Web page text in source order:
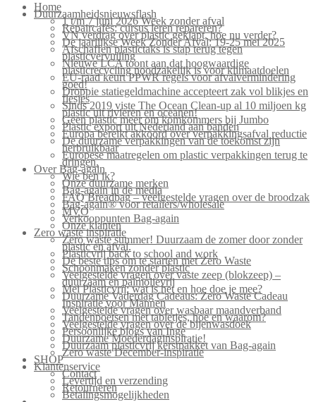
Home
Duurzaamheidsnieuwsflash
1 t/m 7 juni 2026 Week zonder afval
Repaircafés: cursus leren repareren?
VN verdrag over plastic geklapt, hoe nu verder?
De jaarlijkse Week Zonder Afval: 19-25 mei 2025
Afschaffen plastictaks is stap terug tegen
plasticvervuiling
Nieuwe LCA toont aan dat hoogwaardige
plasticrecycling noodzakelijk is voor klimaatdoelen
EU-raad keurt PPWR regels voor afvalvermindering
goed!
Droppie statiegeldmachine accepteert zak vol blikjes en
flesjes
Sinds 2019 viste The Ocean Clean-up al 10 miljoen kg
plastic uit rivieren en oceanen!
Geen plastic meer om komkommers bij Jumbo
Plastic export uit Nederland aan banden
Europa bereikt akkoord over verpakkingsafval reductie
De duurzame verpakkingen van de toekomst zijn
herbruikbaar
Europese maatregelen om plastic verpakkingen terug te
dringen.
Over Bag-again
Wie ben ik?
Onze duurzame merken
Bag-again in de media
FAQ Breadbag – veelgestelde vragen over de broodzak
Bag-again® voor retailers/wholesale
MVO
Verkooppunten Bag-again
Onze klanten
Zero waste inspiratie
Zero waste summer! Duurzaam de zomer door zonder
plastic en afval.
Plasticvrij back to school and work
De beste tips om te starten met Zero Waste
Schoonmaken zonder plastic
Veelgestelde vragen over vaste zeep (blokzeep) –
duurzaam en palmolievrij
Mei Plasticvrij: wat is het en hoe doe je mee?
Duurzame Vaderdag Cadeaus: Zero Waste Cadeau
Inspiratie voor Mannen
Veelgestelde vragen over wasbaar maandverband
Tandenpoetsen met tabletjes, hoe en waarom?
Veelgestelde vragen over de bijenwasdoek
Persoonlijke blogs van Inge
Duurzame Moederdaginspiratie!
Duurzaam plasticvrij kerstpakket van Bag-again
Zero waste December-inspiratie
SHOP
Klantenservice
Contact
Levertijd en verzending
Retourneren
Betalingsmogelijkheden